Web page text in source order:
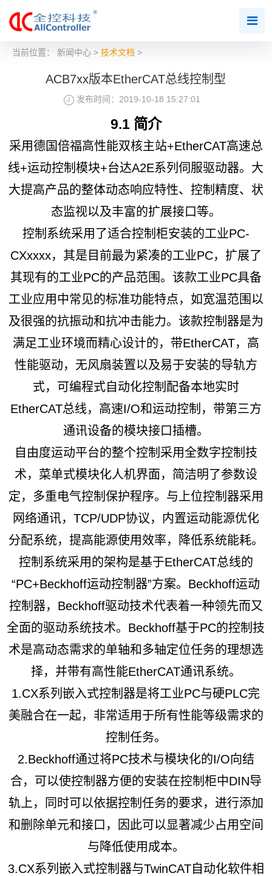
当前位置： 新闻中心> 技术文档 >
ACB7xx版本EtherCAT总线控制型
发布时间：2019-10-18 15:27:01
9.1 简介
采用德国倍福高性能双核主站+EtherCAT高速总
线+运动控制模块+台达A2E系列伺服驱动器。大
大提高产品的整体动态响应特性、控制精度、状
态监视以及丰富的扩展接口等。
控制系统采用了适合控制柜安装的工业PC-
CXxxxx，其是目前最为紧凑的工业PC，扩展了
其现有的工业PC的产品范围。该款工业PC具备
工业应用中常见的标准功能特点，如宽温范围以
及很强的抗振动和抗冲击能力。该款控制器是为
满足工业环境而精心设计的，带EtherCAT，高
性能驱动，无风扇装置以及易于安装的导轨方
式，可编程式自动化控制配备本地实时
EtherCAT总线，高速I/O和运动控制，带第三方
通讯设备的模块接口插槽。
自由度运动平台的整个控制采用全数字控制技
术，菜单式模块化人机界面，简洁明了参数设
定，多重电气控制保护程序。与上位控制器采用
网络通讯，TCP/UDP协议，内置运动能源优化
分配系统，提高能源使用效率，降低系统能耗。
控制系统采用的架构是基于EtherCAT总线的
“PC+Beckhoff运动控制器”方案。Beckhoff运动
控制器，Beckhoff驱动技术代表着一种领先而又
全面的驱动系统技术。Beckhoff基于PC的控制技
术是高动态需求的单轴和多轴定位任务的理想选
择，并带有高性能EtherCAT通讯系统。
1.CX系列嵌入式控制器是将工业PC与硬PLC完
美融合在一起，非常适用于所有性能等级需求的
控制任务。
2.Beckhoff通过将PC技术与模块化的I/O向结
合，可以使控制器方便的安装在控制柜中DIN导
轨上，同时可以依据控制任务的要求，进行添加
和删除单元和接口，因此可以显著减少占用空间
与降低使用成本。
3.CX系列嵌入式控制器与TwinCAT自动化软件相